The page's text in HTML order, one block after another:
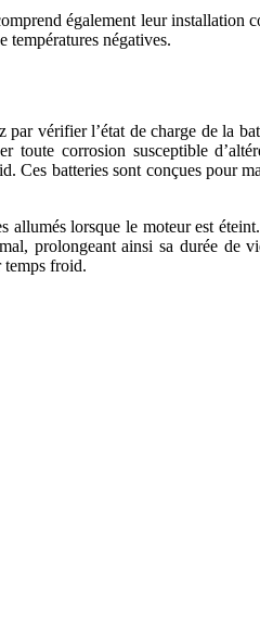
également leur
températures négatives.
vérifier l’état de charge de la
corrosion susceptible
Ces batteries sont conçues pour
allumés lorsque le moteur est
prolongeant ainsi sa durée
temps froid.